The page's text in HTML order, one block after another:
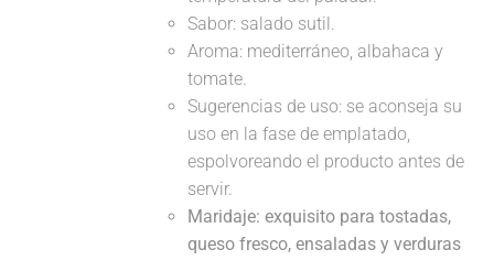
Sabor: salado sutil.
Aroma: mediterráneo, albahaca y
tomate.
Sugerencias de uso: se aconseja su
uso en la fase de emplatado,
espolvoreando el producto antes de
servir.
Maridaje: exquisito para tostadas,
queso fresco, ensaladas y verduras